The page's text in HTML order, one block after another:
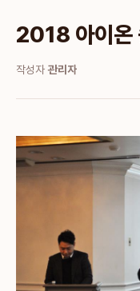
2018 아이온
작성자관리자